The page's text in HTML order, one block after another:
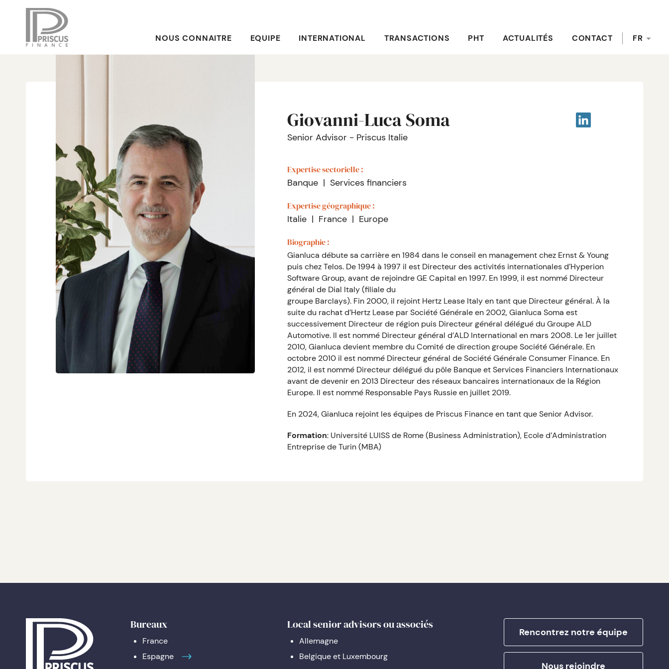
NOUS CONNAITRE EQUIPE INTERNATIONAL TRANSACTIONS PHT ACTUALITÉS CONTACT FR
Giovanni-Luca Soma
Senior Advisor - Priscus Italie
Expertise sectorielle :
Banque Services financiers
Expertise géographique :
Italie France Europe
Biographie :
Gianluca débute sa carrière en 1984 dans le conseil en management chez Ernst & Young
puis chez Telos. De 1994 à 1997 il est Directeur des activités internationales d’Hyperion
Software Group, avant de rejoindre GE Capital en 1997. En 1999, il est nommé Directeur
général de Dial Italy (filiale du
groupe Barclays). Fin 2000, il rejoint Hertz Lease Italy en tant que Directeur général. À la
suite du rachat d’Hertz Lease par Société Générale en 2002, Gianluca Soma est
successivement Directeur de région puis Directeur général délégué du Groupe ALD
Automotive. Il est nommé Directeur général d’ALD International en mars 2008. Le 1er juillet
2010, Gianluca devient membre du Comité de direction groupe Société Générale. En
octobre 2010 il est nommé Directeur général de Société Générale Consumer Finance. En
2012, il est nommé Directeur délégué du pôle Banque et Services Financiers Internationaux
avant de devenir en 2013 Directeur des réseaux bancaires internationaux de la Région
Europe. Il est nommé Responsable Pays Russie en juillet 2019.
En 2024, Gianluca rejoint les équipes de Priscus Finance en tant que Senior Advisor.
Formation: Université LUISS de Rome (Business Administration), Ecole d’Administration
Entreprise de Turin (MBA)
Bureaux
France
Espagne
Local senior advisors ou associés
Allemagne
Belgique et Luxembourg
Rencontrez notre équipe
Nous rejoindre